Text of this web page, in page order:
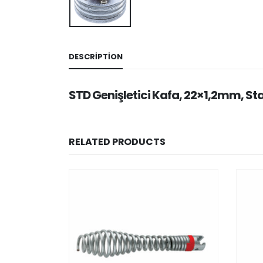
DESCRIPTION
STD Genişletici Kafa, 22×1,2mm,
RELATED PRODUCTS